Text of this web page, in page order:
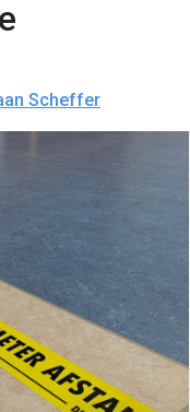
Scheffer